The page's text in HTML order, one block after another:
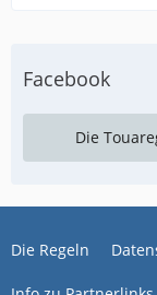
Facebook
Die
Die Regeln